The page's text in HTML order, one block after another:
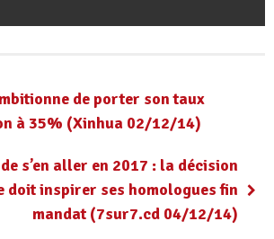
de porter son taux
à 35% (Xinhua 02/12/14)
s’en aller en 2017 : la décision
doit inspirer ses homologues fin
mandat (7sur7.cd 04/12/14)